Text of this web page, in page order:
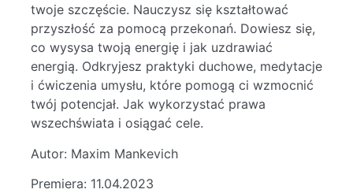
twoje szczęście. Nauczysz się kształtować
przyszłość za pomocą przekonań. Dowiesz się,
co wysysa twoją energię i jak uzdrawiać
energią. Odkryjesz praktyki duchowe, medytacje
i ćwiczenia umysłu, które pomogą ci wzmocnić
twój potencjał. Jak wykorzystać prawa
wszechświata i osiągać cele.
Autor: Maxim Mankevich
Premiera: 11.04.2023